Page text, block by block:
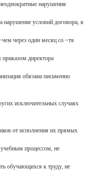
нарушения
нарушение условий договора, в
чем через один месяц со ~тя
директора
обязана письменно
исключительных случаях
от исполнения их прямых
процессом, не
обучающихся к труду, не